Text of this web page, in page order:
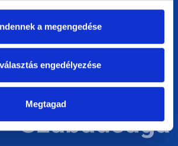
a megengedése
engedélyezése
Megtagad